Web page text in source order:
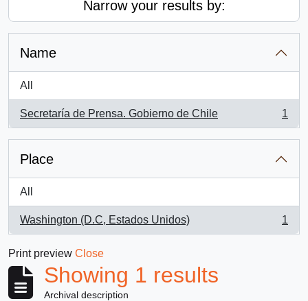
Narrow your results by:
Name
All
Secretaría de Prensa. Gobierno de Chile
, 1 results
1
Place
All
Washington (D.C, Estados Unidos)
, 1 results
1
Print preview Close
Showing 1 results
Archival description